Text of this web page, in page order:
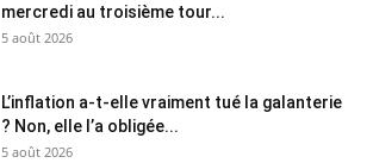
mercredi au troisième tour...
5 août 2026
L’inflation a-t-elle vraiment tué la galanterie
? Non, elle l’a obligée...
5 août 2026